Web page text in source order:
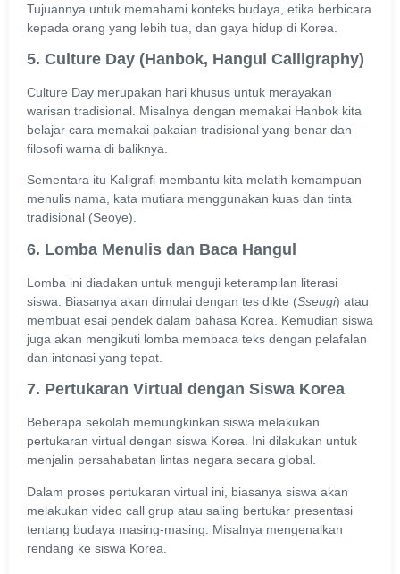
Tujuannya untuk memahami konteks budaya, etika berbicara
kepada orang yang lebih tua, dan gaya hidup di Korea.
5. Culture Day (Hanbok, Hangul Calligraphy)
Culture Day merupakan hari khusus untuk merayakan
warisan tradisional. Misalnya dengan memakai Hanbok kita
belajar cara memakai pakaian tradisional yang benar dan
filosofi warna di baliknya.
Sementara itu Kaligrafi membantu kita melatih kemampuan
menulis nama, kata mutiara menggunakan kuas dan tinta
tradisional (Seoye).
6. Lomba Menulis dan Baca Hangul
Lomba ini diadakan untuk menguji keterampilan literasi
siswa. Biasanya akan dimulai dengan tes dikte (Sseugi) atau
membuat esai pendek dalam bahasa Korea. Kemudian siswa
juga akan mengikuti lomba membaca teks dengan pelafalan
dan intonasi yang tepat.
7. Pertukaran Virtual dengan Siswa Korea
Beberapa sekolah memungkinkan siswa melakukan
pertukaran virtual dengan siswa Korea. Ini dilakukan untuk
menjalin persahabatan lintas negara secara global.
Dalam proses pertukaran virtual ini, biasanya siswa akan
melakukan video call grup atau saling bertukar presentasi
tentang budaya masing-masing. Misalnya mengenalkan
rendang ke siswa Korea.